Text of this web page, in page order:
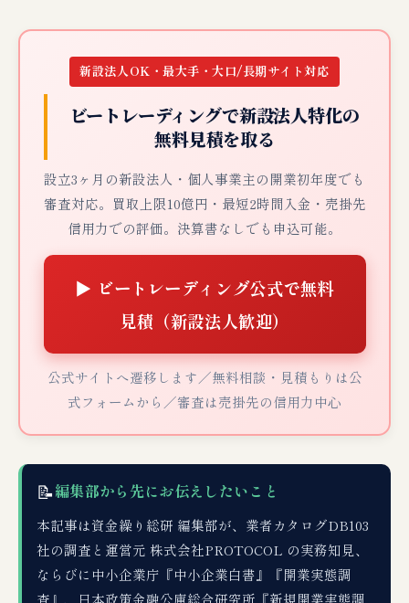
新設法人OK・最大手・大口/長期サイト対応
ビートレーディングで新設法人特化の
無料見積を取る
設立3ヶ月の新設法人・個人事業主の開業初年度でも
審査対応。買取上限10億円・最短2時間入金・売掛先
信用力での評価。決算書なしでも申込可能。
▶ ビートレーディング公式で無料
見積（新設法人歓迎）
公式サイトへ遷移します／無料相談・見積もりは公
式フォームから／審査は売掛先の信用力中心
📝編集部から先にお伝えしたいこと
本記事は資金繰り総研 編集部が、業者カタログDB103
社の調査と運営元 株式会社PROTOCOL の実務知見、
ならびに中小企業庁『中小企業白書』『開業実態調
査』、日本政策金融公庫総合研究所『新規開業実態調